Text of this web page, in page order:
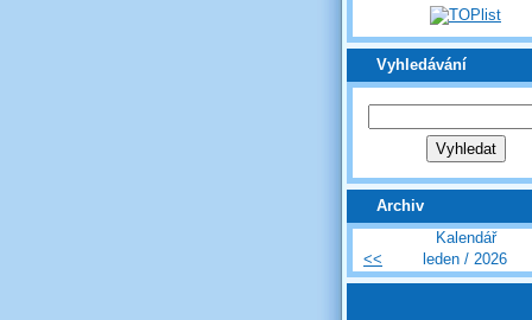
Vyhledávání
Archiv
Kalendář
<<
leden / 2026